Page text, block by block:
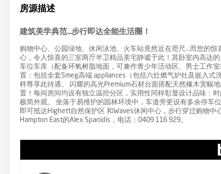
房源描述
建筑美学典范...步行即达全能生活圈！
购物中心、公园绿地、休闲泳池、火车站竟然近在咫尺...而您的
心，令人惊喜的三室两厅半卫精品美宅静谧于此！其卧室内高达
车位车库（配备环氧树脂地面，可兼作青少年活动区、男士工作
置：包括全套Smeg高端 appliances（包括六灶燃气炉灶及嵌入
样尊享此待遇。 闪耀的高光Premium石材台面搭配天然橡木宽幅
置！每间房间均设有独立温控分区，实用性同样彰显设计品味：
极简外观。 坐落于易维护的园林环境中，车道旁更设有多余停车
即可抵达Highett自然保护区 和Waves休闲中心，步行穿过购物
Hampton East的Alex Spanidis，电话：0409 116 929。